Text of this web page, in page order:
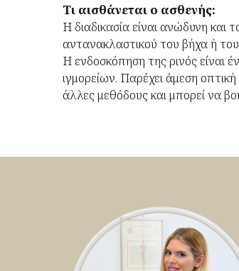
Τι αισθάνεται ο ασθενής:
Η διαδικασία είναι ανώδυνη και
αντανακλαστικού του βήχα ή
Η ενδοσκόπηση της ρινός είναι
ιγμορείων. Παρέχει άμεση
άλλες μεθόδους και μπορεί να